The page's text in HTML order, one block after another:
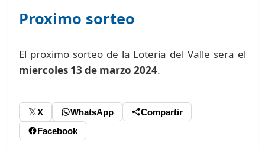
Proximo sorteo
El proximo sorteo de la Loteria del Valle sera el
miercoles 13 de marzo 2024.
X WhatsApp
Compartir
Facebook